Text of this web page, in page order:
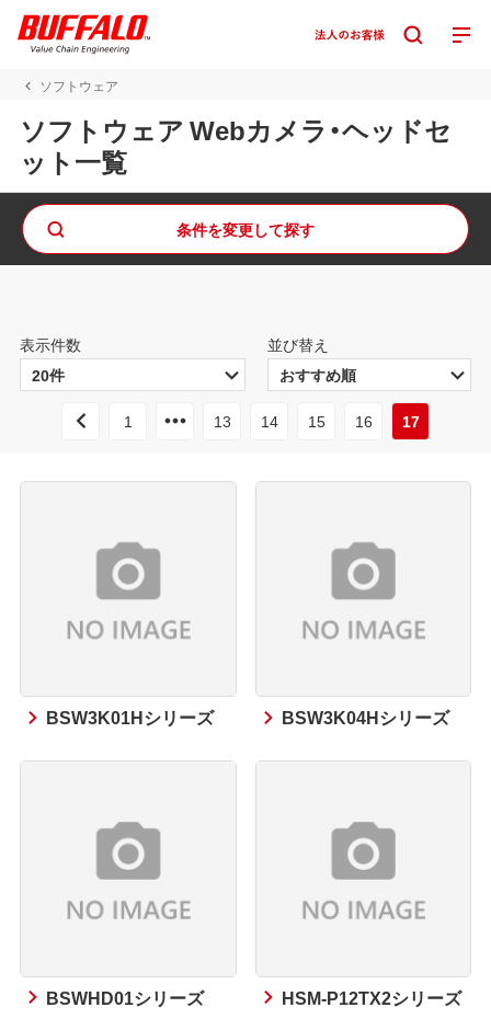
ソフトウェア
ソフトウェア Webカメラ・ヘッドセ
ット一覧
条件を変更して探す
表示件数 並び替え
1 13 14 15 16 17
BSW3K01Hシリーズ BSW3K04Hシリーズ
BSWHD01シリーズ HSM-P12TX2シリーズ